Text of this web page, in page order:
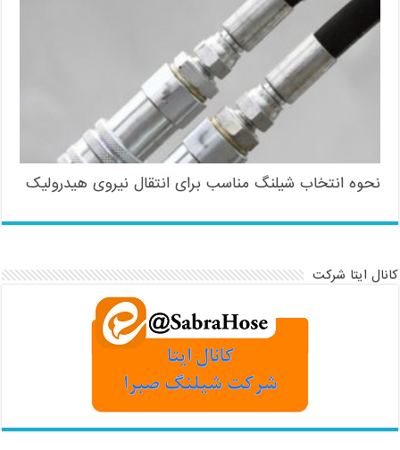
نحوه انتخاب شیلنگ مناسب برای انتقال نیروی هیدرولیک
کانال ایتا شرکت